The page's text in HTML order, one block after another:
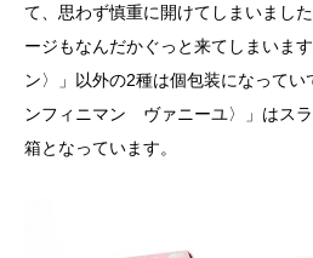
て、思わず慎重に開けてしまいまし
ージもなんだかぐっと来てしまいま
ン〉」以外の2種は個包装になって
ンフィニマン ヴァニーユ〉」はス
箱となっています。